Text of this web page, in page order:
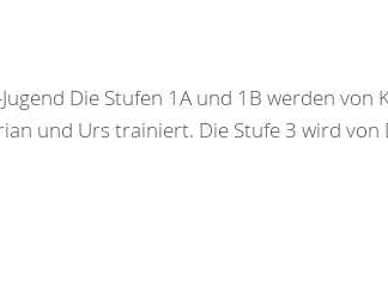
Die Stufen 1A und 1B werden von
und Urs trainiert. Die Stufe 3 wird von